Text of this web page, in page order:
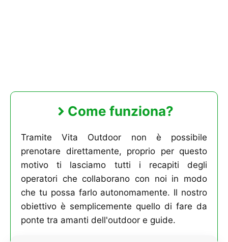
Come funziona?
Tramite Vita Outdoor non è possibile
prenotare direttamente, proprio per questo
motivo ti lasciamo tutti i recapiti degli
operatori che collaborano con noi in modo
che tu possa farlo autonomamente. Il nostro
obiettivo è semplicemente quello di fare da
ponte tra amanti dell'outdoor e guide.